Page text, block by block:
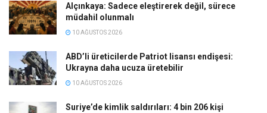
Alçınkaya: Sadece eleştirerek değil, sürece
müdahil olunmalı
10 AĞUSTOS 2026
ABD’li üreticilerde Patriot lisansı endişesi:
Ukrayna daha ucuza üretebilir
10 AĞUSTOS 2026
Suriye’de kimlik saldırıları: 4 bin 206 kişi